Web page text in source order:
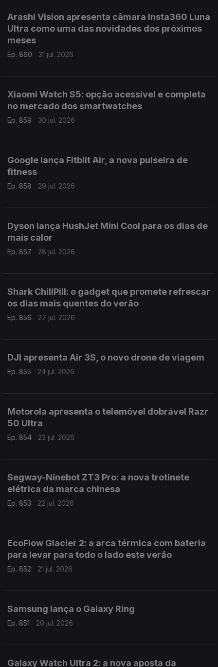
Arashi Vision apresenta câmara Insta360 Luna
Ultra como uma das novidades dos próximos
meses
Ep. 860 31 jul. 2026
Xiaomi Watch S5: opção acessível e completa
no mercado dos smartwatches
Ep. 859 30 jul. 2026
Google lança Fitbiit Air, a nova pulseira de
fitness
Ep. 858 29 jul. 2026
Dyson lança HushJet Mini Cool para os dias de
mais calor
Ep. 857 28 jul. 2026
Shark ChillPill: o gadget que promete refrescar
os dias mais quentes do verão
Ep. 856 27 jul. 2026
DJI apresenta Air 3S, o novo drone de viagem
Ep. 855 24 jul. 2026
Motorola apresenta o telemóvel dobrável Razr
50 Ultra
Ep. 854 23 jul. 2026
Segway-Ninebot ZT3 Pro: a nova trotinete
elétrica da marca chinesa
Ep. 853 22 jul. 2026
EcoFlow Glacier 2: a arca térmica com bateria
para levar para todo o lado este verão
Ep. 852 21 jul. 2026
Samsung lança o Galaxy Ring
Ep. 851 20 jul. 2026
Galaxy Watch Ultra 2: a nova aposta da